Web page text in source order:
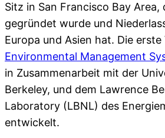
Sitz in San Francisco Bay Area,
gegründet wurde und
Europa und Asien hat. Die erste
Environmental Management
in Zusammenarbeit mit der
Berkeley, und dem Lawrence
Laboratory (LBNL) des
entwickelt.